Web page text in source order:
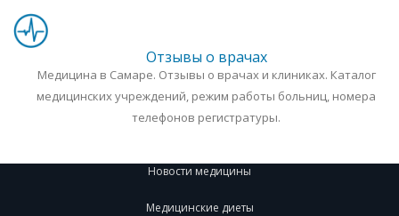
Отзывы о врачах
Медицина в Самаре. Отзывы о врачах и клиниках. Каталог
медицинских учреждений, режим работы больниц, номера
телефонов регистратуры.
Новости медицины
Медицинские диеты